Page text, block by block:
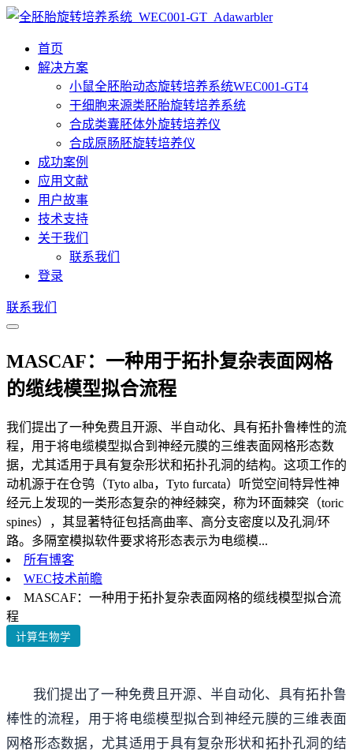
首页
解决方案
小鼠全胚胎动态旋转培养系统WEC001-GT4
干细胞来源类胚胎旋转培养系统
合成类囊胚体外旋转培养仪
合成原肠胚旋转培养仪
成功案例
应用文献
用户故事
技术支持
关于我们
联系我们
登录
联系我们
MASCAF：一种用于拓扑复杂表面网格
的缆线模型拟合流程
我们提出了一种免费且开源、半自动化、具有拓扑鲁棒性的流
程，用于将电缆模型拟合到神经元膜的三维表面网格形态数
据，尤其适用于具有复杂形状和拓扑孔洞的结构。这项工作的
动机源于在仓鸮（Tyto alba，Tyto furcata）听觉空间特异性神
经元上发现的一类形态复杂的神经棘突，称为环面棘突（toric
spines），其显著特征包括高曲率、高分支密度以及孔洞/环
路。多隔室模拟软件要求将形态表示为电缆模...
所有博客
WEC技术前瞻
MASCAF：一种用于拓扑复杂表面网格的缆线模型拟合流
程
计算生物学
我们提出了一种免费且开源、半自动化、具有拓扑鲁
棒性的流程，用于将电缆模型拟合到神经元膜的三维表面
网格形态数据，尤其适用于具有复杂形状和拓扑孔洞的结